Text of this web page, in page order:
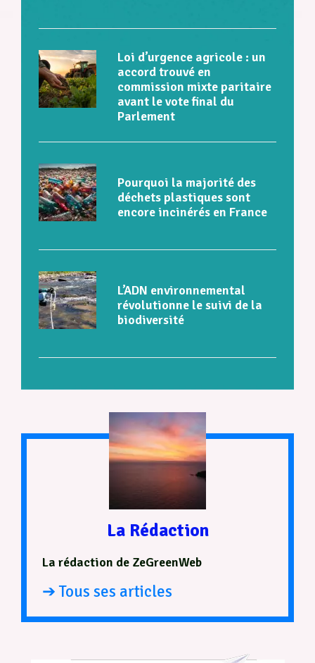
Loi d’urgence agricole : un
accord trouvé en
commission mixte paritaire
avant le vote final du
Parlement
Pourquoi la majorité des
déchets plastiques sont
encore incinérés en France
L’ADN environnemental
révolutionne le suivi de la
biodiversité
La Rédaction
La rédaction de ZeGreenWeb
➔ Tous ses articles